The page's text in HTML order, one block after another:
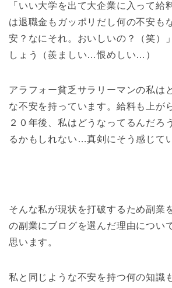
「いい大学を出て大企業に入って給
は退職金もガッポリだし何の不安も
安？なにそれ。おいしいの？（笑）
しょう（羨ましい…恨めしい…）
アラフォー貧乏サラリーマンの私は
な不安を持っています。給料も上が
２０年後、私はどうなってるんだろ
るかもしれない…真剣にそう感じて
そんな私が現状を打破するため副業
の副業にブログを選んだ理由につい
思います。
私と同じような不安を持つ何の知識